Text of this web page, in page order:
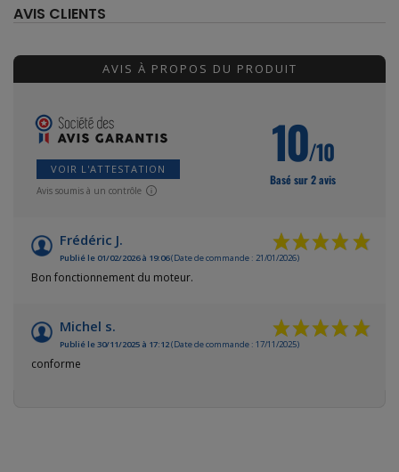
AVIS CLIENTS
AVIS À PROPOS DU PRODUIT
VOIR L'ATTESTATION
Avis soumis à un contrôle
10/10
Basé sur 2 avis
Frédéric J.
Publié le 01/02/2026 à 19:06(Date de commande : 21/01/2026)
Bon fonctionnement du moteur.
Michel s.
Publié le 30/11/2025 à 17:12(Date de commande : 17/11/2025)
conforme